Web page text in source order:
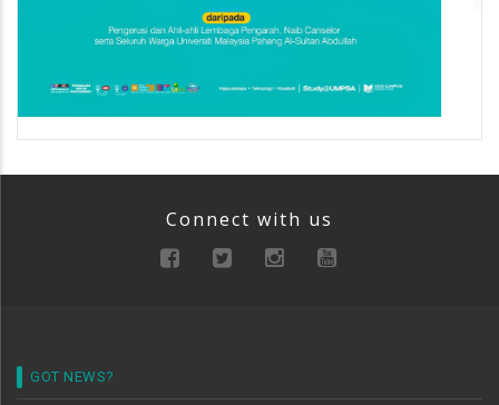
Connect with us
GOT NEWS?